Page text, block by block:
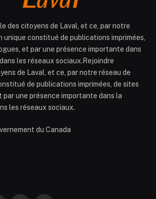
des citoyens de Laval, et ce, par notre
constitué de publications imprimées,
et par une présence importante dans
les réseaux sociaux.Rejoindre
de Laval, et ce, par notre réseau de
de publications imprimées, de sites
par une présence importante dans la
les réseaux sociaux.
du Canada